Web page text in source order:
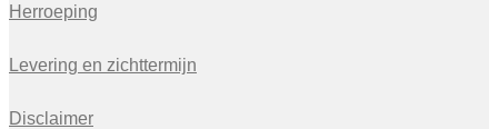
Herroeping
Levering en zichttermijn
Disclaimer